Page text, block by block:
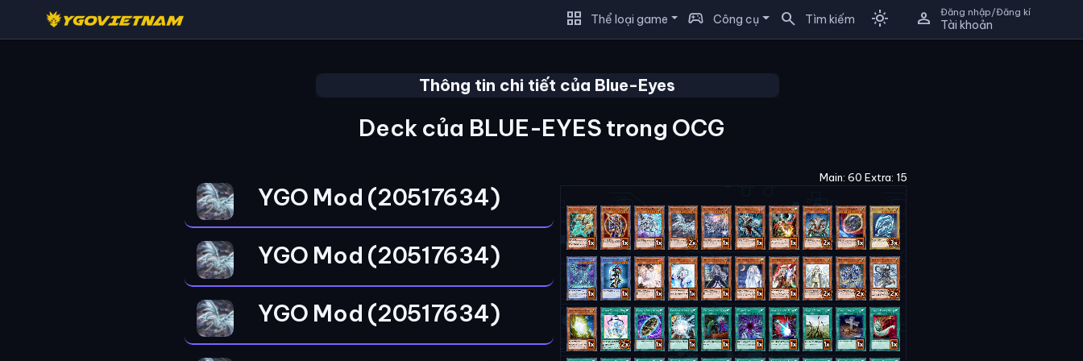
grid_view Thể loại game sports_esports Công cụ search Tìm kiếm light_mode person Đăng nhập/Đăng kí
Tài khoản
Thông tin chi tiết của Blue-Eyes
Deck của BLUE-EYES trong OCG
YGO Mod (20517634)
Main: 60 Extra: 15
YGO Mod (20517634)
YGO Mod (20517634)